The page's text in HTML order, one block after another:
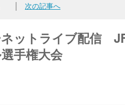
次の記事へ
ットライブ配信
手権大会